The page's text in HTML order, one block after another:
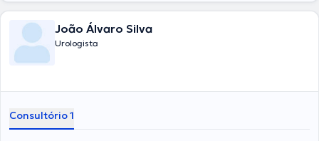
João Álvaro Silva
Urologista
Consultório 1